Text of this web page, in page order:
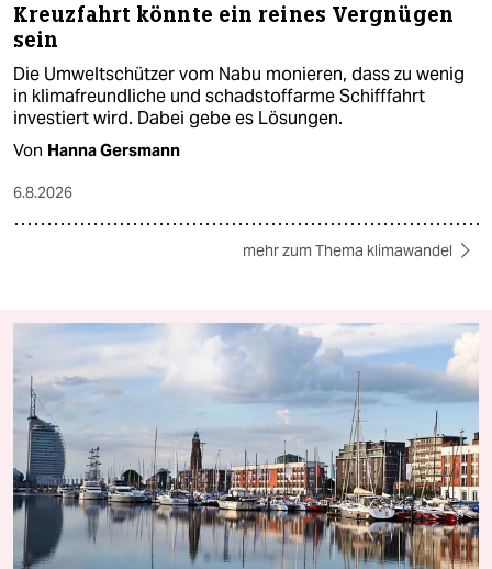
Kreuzfahrt könnte ein reines Vergnügen
sein
Die Umweltschützer vom Nabu monieren, dass zu wenig
in klimafreundliche und schadstoffarme Schifffahrt
investiert wird. Dabei gebe es Lösungen.
Von Hanna Gersmann
6.8.2026
mehr zum Thema klimawandel